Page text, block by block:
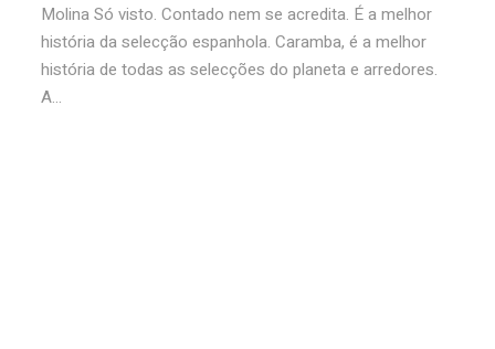
Molina Só visto. Contado nem se acredita. É a melhor
história da selecção espanhola. Caramba, é a melhor
história de todas as selecções do planeta e arredores.
A...